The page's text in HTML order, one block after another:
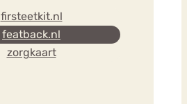
firsteetkit.nl
featback.nl
zorgkaart